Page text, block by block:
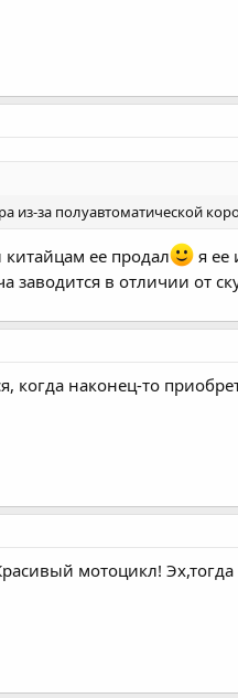
из-за полуавтоматической
ее продал
я ее
заводится в отличии от
когда наконец-то
мотоцикл!